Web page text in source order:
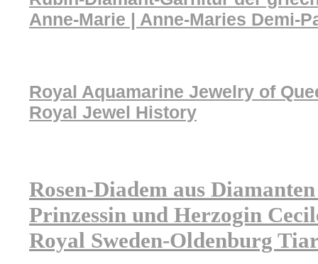
Anne-Marie | Anne-Maries Demi-
Royal Aquamarine Jewelry of
Royal Jewel History
Rosen-Diadem aus
Prinzessin und Herzogin
Royal Sweden-Oldenburg